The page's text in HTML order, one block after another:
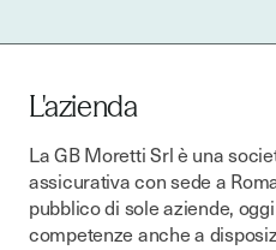
L'azienda
La GB Moretti Srl è una
assicurativa con sede a
pubblico di sole aziende,
competenze anche a